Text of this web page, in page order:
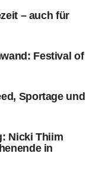
– auch für
Festival of
Sportage und
Nicki Thiim
in